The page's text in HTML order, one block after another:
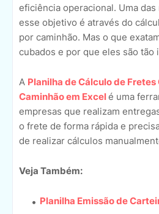
eficiência operacional. Uma
esse objetivo é através do
por caminhão. Mas o que
cubados e por que eles são tão
A Planilha de Cálculo de
Caminhão em Excelé uma
empresas que realizam
o frete de forma rápida e
de realizar cálculos
Veja Também:
Planilha Emissão de